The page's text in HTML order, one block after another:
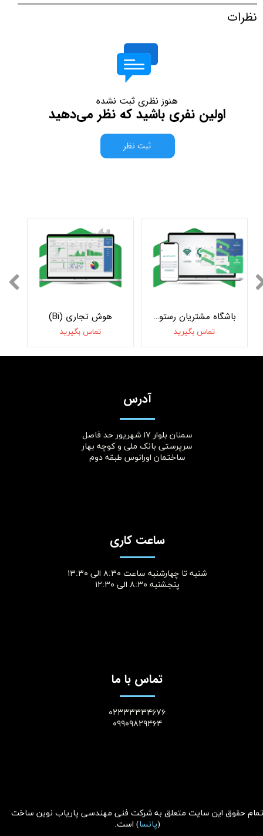
نظرات
هنوز نظری ثبت نشده
اولین نفری باشید که نظر می‌دهید
ثبت نظر
هوش تجاری (Bi)
تماس بگیرید
باشگاه مشتریان رستورانی و نظرسنجی هوشمند
تماس بگیرید
آدرس
سمنان بلوار ۱۷ شهریور حد فاصل
سرپرستی بانک ملی و کوچه بهار
ساختمان اورانوس طبقه دوم
ساعت کاری
شنبه تا چهارشنبه ساعت ۸:۳۰ الی ۱۳:۳۰
پنجشنبه ۸:۳۰ الی ۱۲:۳۰​​​​​​​
تماس با ما
۰۲۳۳۳۳۳۴۶۷۶
۰۹۹۰۹۸۲۹۴۶۴
تمام حقوق این سایت متعلق به شرکت فنی مهندسی پاریاب نوین ساخت
(پانسا) است.